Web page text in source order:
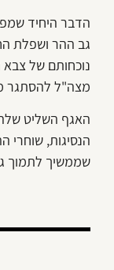
הדבר היחיד
גב ההר ושפלת
נוכחותם של
מצה"ל להסתגר
האגף השליט
הנסיגות, שוחרי
שממשיך לתמוך